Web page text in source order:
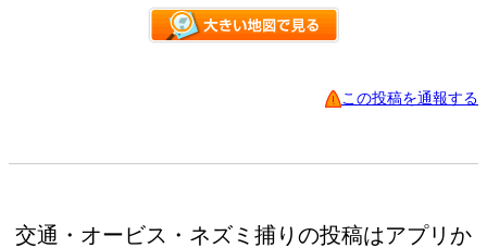
この投稿を通報する
交通・オービス・ネズミ捕りの投稿はアプリか